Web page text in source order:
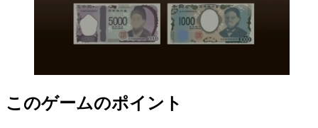
このゲームのポイント